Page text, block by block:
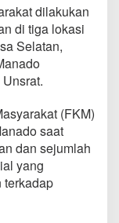
dilakukan
di tiga lokasi
Selatan,
(FKM)
saat
dan sejumlah
yang
terkadap